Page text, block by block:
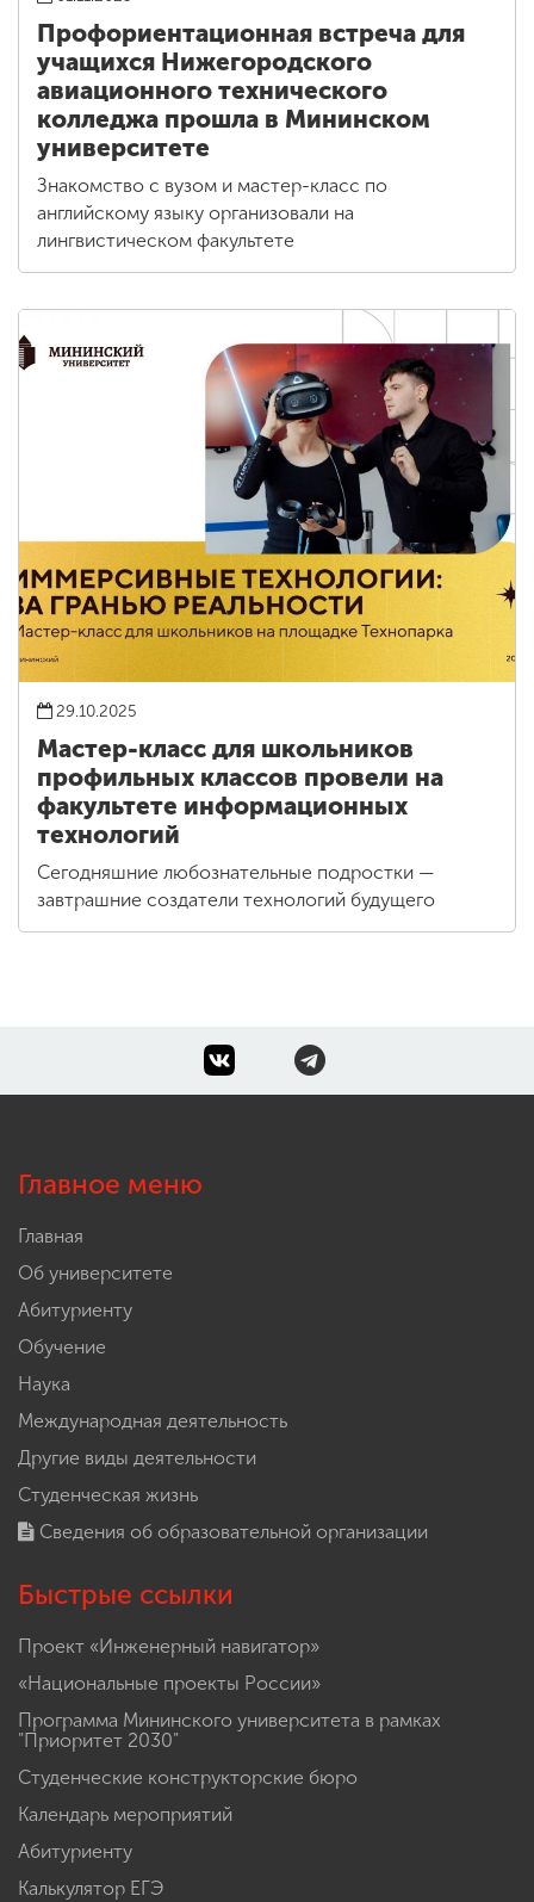
Профориентационная встреча для
учащихся Нижегородского
авиационного технического
колледжа прошла в Мининском
университете
Знакомство с вузом и мастер-класс по
английскому языку организовали на
лингвистическом факультете
29.10.2025
Мастер-класс для школьников
профильных классов провели на
факультете информационных
технологий
Сегодняшние любознательные подростки —
завтрашние создатели технологий будущего
Главное меню
Главная
Об университете
Абитуриенту
Обучение
Наука
Международная деятельность
Другие виды деятельности
Студенческая жизнь
Сведения об образовательной организации
Быстрые ссылки
Проект «Инженерный навигатор»
«Национальные проекты России»
Программа Мининского университета в рамках
"Приоритет 2030"
Студенческие конструкторские бюро
Календарь мероприятий
Абитуриенту
Калькулятор ЕГЭ